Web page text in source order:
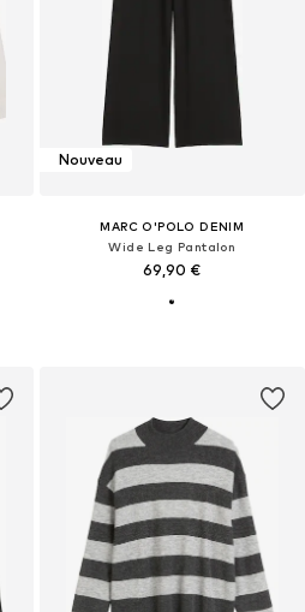
Nouveau
MARC O'POLO DENIM
Wide Leg Pantalon
69,90 €